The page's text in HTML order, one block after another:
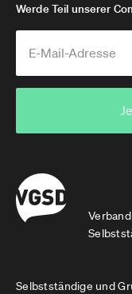
Werde Teil unserer
Selbstständige und